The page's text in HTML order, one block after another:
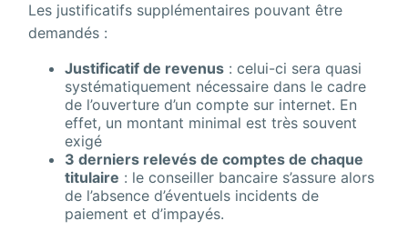
Les justificatifs supplémentaires pouvant être
demandés :
Justificatif de revenus : celui-ci sera quasi
systématiquement nécessaire dans le cadre
de l’ouverture d’un compte sur internet. En
effet, un montant minimal est très souvent
exigé
3 derniers relevés de comptes de chaque
titulaire : le conseiller bancaire s’assure alors
de l’absence d’éventuels incidents de
paiement et d’impayés.